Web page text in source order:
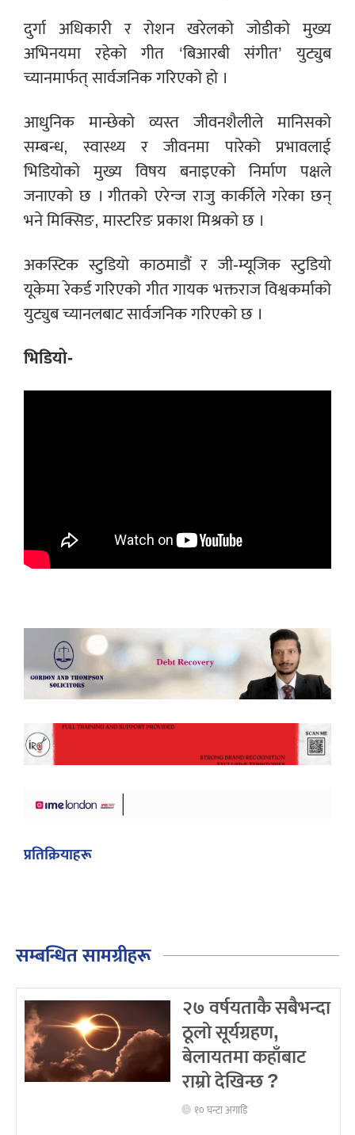
दुर्गा अधिकारी र रोशन खरेलको जोडीको मुख्य
अभिनयमा रहेको गीत ‘बिआरबी संगीत’ युट्युब
च्यानमार्फत् सार्वजनिक गरिएको हो ।
आधुनिक मान्छेको व्यस्त जीवनशैलीले मानिसको
सम्बन्ध, स्वास्थ्य र जीवनमा पारेको प्रभावलाई
भिडियोको मुख्य विषय बनाइएको निर्माण पक्षले
जनाएको छ । गीतको एरेन्ज राजु कार्कीले गरेका छन्
भने मिक्सिङ, मास्टरिङ प्रकाश मिश्रको छ ।
अकस्टिक स्टुडियो काठमाडौं र जी-म्यूजिक स्टुडियो
यूकेमा रेकर्ड गरिएको गीत गायक भक्तराज विश्वकर्माको
युट्युब च्यानलबाट सार्वजनिक गरिएको छ ।
भिडियो-
प्रतिक्रियाहरू
सम्बन्धित सामग्रीहरू
२७ वर्षयताकै सबैभन्दा
ठूलो सूर्यग्रहण,
बेलायतमा कहाँबाट
राम्रो देखिन्छ ?
१० घन्टा अगाडि